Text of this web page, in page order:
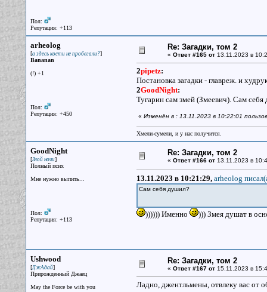
Пол:
Репутация: +113
arheolog
[а здесь кости не пробегали?]
Bananan
(!) +1
Пол:
Репутация: +450
Re: Загадки, том 2
« Ответ #165 от13.11.2023 в
2pipetz:
Постановка загадки - главреж. и
2GoodNight:
Тугарин сам змей (Змеевич). Сам себя
« Изменён в : 13.11.2023 в 10:22:01
Хмели-сумели, и у нас получится.
GoodNight
[Злой ночи]
Полный псих
Мне нужно выпить...
Пол:
Репутация: +113
Re: Загадки, том 2
« Ответ #166 от13.11.2023 в
13.11.2023 в 10:21:29, arheolog
Сам себя душил?
)))))) Именно ))) Змея душат в
Ushwood
[ДжАдай]
Прирожденный Джаец
May the Force be with you
Re: Загадки, том 2
« Ответ #167 от15.11.2023 в
Ладно, джентльмены, отвлеку вас от